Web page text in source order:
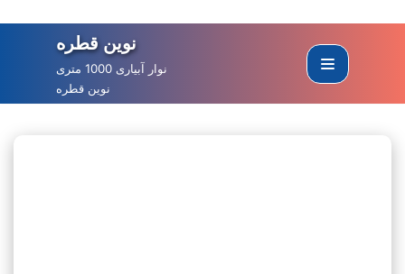
content
نوین قطره
نوار آبیاری 1000 متری
نوین قطره